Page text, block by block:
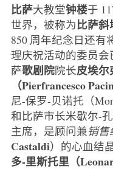
比萨大教堂钟楼于
世界，被称为比萨斜
850 周年纪念日还有
理庆祝活动的委员
萨歌剧院院长皮埃尔
（Pierfrancesco
尼-保罗-贝诺托（
和比萨市长米歇尔-
主席，是顾问兼销售
Castaldi）的心血结
多-里斯托里（